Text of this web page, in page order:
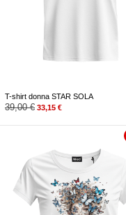
T-shirt donna STAR SOLA
39,00€ 33,15 €